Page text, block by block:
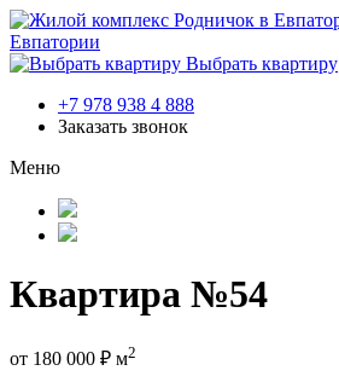
Евпатории
Выбрать квартиру
+7 978 938 4 888
Заказать звонок
Меню
Квартира №54
от 180 000 ₽ м2